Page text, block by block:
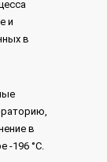
и
в
в
-196 °С.